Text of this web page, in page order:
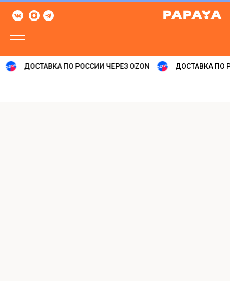
ДОСТАВКА ПО РОССИИ ЧЕРЕЗ OZON ДОСТАВКА ПО